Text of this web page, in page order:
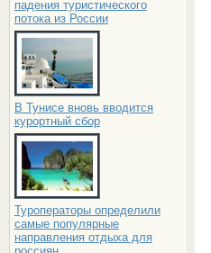
падения туристического
потока из России
В Тунисе вновь вводится
курортный сбор
Туроператоры определили
самые популярные
направления отдыха для